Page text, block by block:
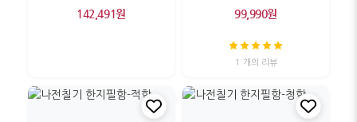
142,491원 99,990원
1 개의 리뷰